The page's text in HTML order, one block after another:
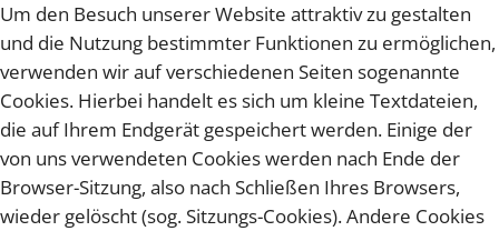
Um den Besuch unserer Website attraktiv zu gestalten
und die Nutzung bestimmter Funktionen zu ermöglichen,
verwenden wir auf verschiedenen Seiten sogenannte
Cookies. Hierbei handelt es sich um kleine Textdateien,
die auf Ihrem Endgerät gespeichert werden. Einige der
von uns verwendeten Cookies werden nach Ende der
Browser-Sitzung, also nach Schließen Ihres Browsers,
wieder gelöscht (sog. Sitzungs-Cookies). Andere Cookies